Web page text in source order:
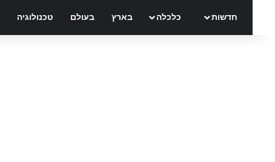
חדשות כלכלה בארץ בעולם טכנולוגיה